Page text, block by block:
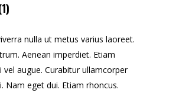
nulla ut metus varius laoreet.
Aenean imperdiet. Etiam
vel augue. Curabitur ullamcorper
Nam eget dui. Etiam rhoncus.